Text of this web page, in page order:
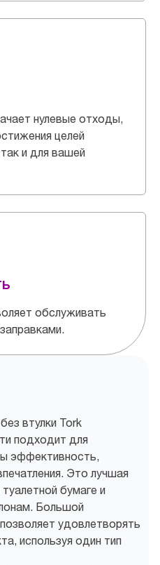
нулевые отходы,
целей
и для вашей
обслуживать
втулки Tork
подходит для
эффективность,
Это лучшая
бумаге и
Большой
удовлетворять
используя один тип